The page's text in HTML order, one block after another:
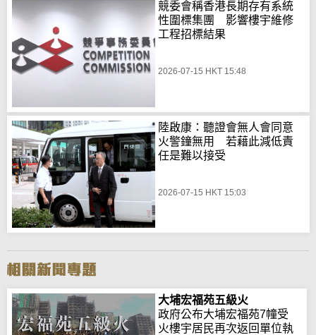
競委會稱香港長期存有系統
性圍標集團 影響樓宇維修
工程招標結果
2026-07-15 HKT 15:48
陸啟康：聽證會無人會同意
火警鐘無用 若藉此減低責
任是難以接受
2026-07-15 HKT 15:03
大埔宏福苑五級火
政府公布大埔宏福苑7幢受
火樓宇居民再次返回單位執